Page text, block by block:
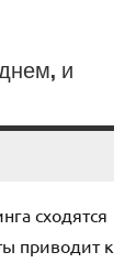
и
сходятся
приводит к